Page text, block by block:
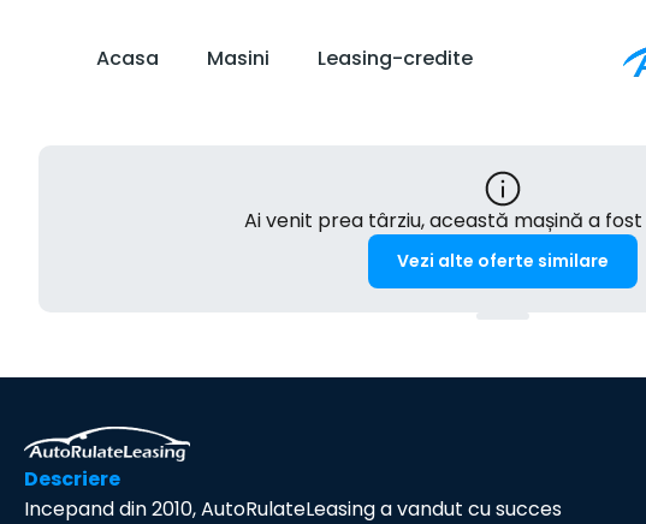
Acasa Masini Leasing-credite
Ai venit prea târziu, această mașină a
Vezi alte oferte similare
Descriere
Incepand din 2010, AutoRulateLeasing a vandut cu succes